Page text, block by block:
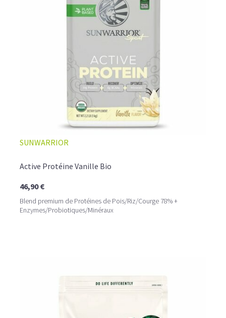
SUNWARRIOR
Active Protéine Vanille Bio
46,90 €
Blend premium de Protéines de Pois/Riz/Courge 78% +
Enzymes/Probiotiques/Minéraux